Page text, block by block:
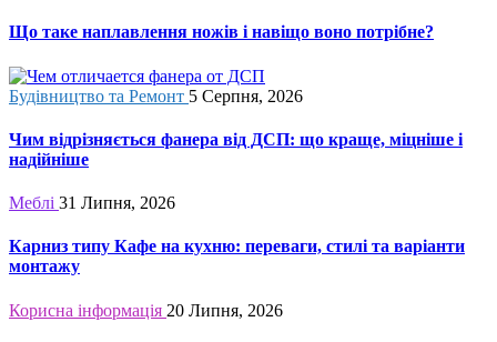
Що таке наплавлення ножів і навіщо воно потрібне?
Будівництво та Ремонт 5 Серпня, 2026
Чим відрізняється фанера від ДСП: що краще, міцніше і
надійніше
Меблі 31 Липня, 2026
Карниз типу Кафе на кухню: переваги, стилі та варіанти
монтажу
Корисна інформація 20 Липня, 2026